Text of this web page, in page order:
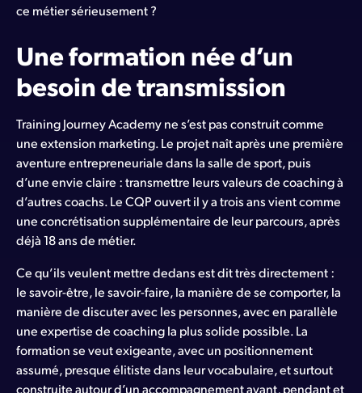
ce métier sérieusement ?
Une formation née d’un
besoin de transmission
Training Journey Academy ne s’est pas construit comme
une extension marketing. Le projet naît après une première
aventure entrepreneuriale dans la salle de sport, puis
d’une envie claire : transmettre leurs valeurs de coaching à
d’autres coachs. Le CQP ouvert il y a trois ans vient comme
une concrétisation supplémentaire de leur parcours, après
déjà 18 ans de métier.
Ce qu’ils veulent mettre dedans est dit très directement :
le savoir-être, le savoir-faire, la manière de se comporter, la
manière de discuter avec les personnes, avec en parallèle
une expertise de coaching la plus solide possible. La
formation se veut exigeante, avec un positionnement
assumé, presque élitiste dans leur vocabulaire, et surtout
construite autour d’un accompagnement avant, pendant et